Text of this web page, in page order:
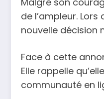
de l’ampleur.
nouvelle décision
Face à cette
Elle rappelle
communauté en